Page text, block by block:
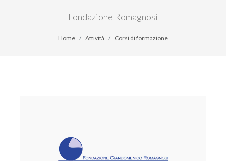
Fondazione Romagnosi
Home Attività Corsi di formazione